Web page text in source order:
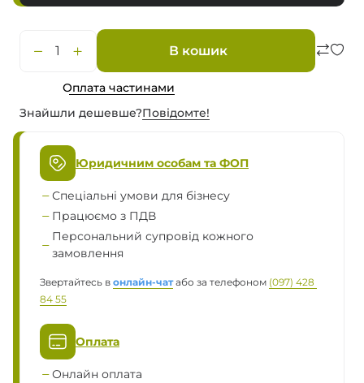
В кошик
Оплата частинами
Знайшли дешевше?Повiдомте!
Юридичним особам та ФОП
Спеціальні умови для бізнесу
Працюємо з ПДВ
Персональний супровід кожного
замовлення
Звертайтесь в онлайн-чат або за телефоном (097) 428
84 55
Оплата
Онлайн оплата